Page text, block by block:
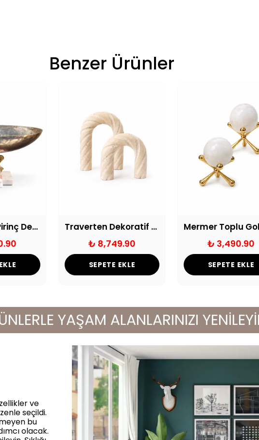
Benzer Ürünler
Aurumbron Pirinç Detaylı Cam Gondol Traverten Dekoratif Kemer Obje
₺ 8,749.90
SEPETE EKLE
₺ 3,490.90
SEPETE EKLE
YAŞAM ALANLARINIZI YENİLEYİN
ve
seçildi.
bu
olacak.